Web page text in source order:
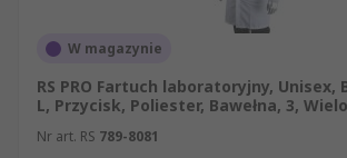
W magazynie
RS PRO Fartuch laboratoryjny, Unisex,
L, Przycisk, Poliester, Bawełna, 3,
Nr art. RS 789-8081